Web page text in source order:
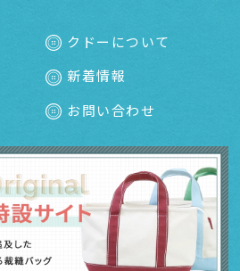
クドーについて
新着情報
お問い合わせ